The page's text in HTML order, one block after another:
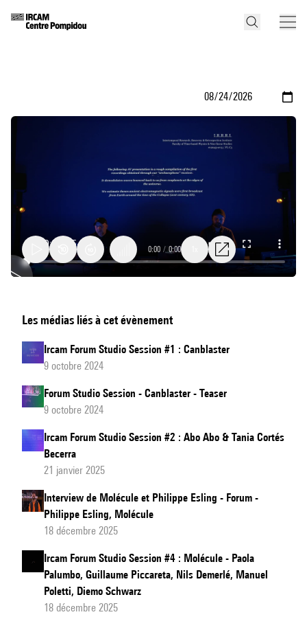
Forum
Studio
Session
Pierce
Warnecke
&
Matthew
Biederman
0:00 / 0:00
Les médias liés à cet évènement
Ircam Forum Studio Session #1 : Canblaster
9 octobre 2024
Forum Studio Session - Canblaster - Teaser
9 octobre 2024
Ircam Forum Studio Session #2 : Abo Abo & Tania Cortés
Becerra
21 janvier 2025
Interview de Molécule et Philippe Esling - Forum -
Philippe Esling, Molécule
18 décembre 2025
Ircam Forum Studio Session #4 : Molécule - Paola
Palumbo, Guillaume Piccareta, Nils Demerlé, Manuel
Poletti, Diemo Schwarz
18 décembre 2025